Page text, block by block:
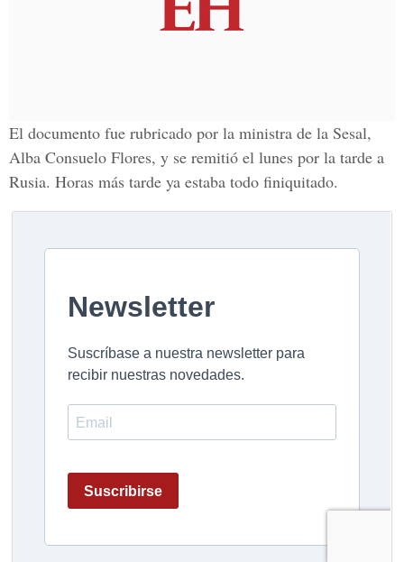
El documento fue rubricado por la ministra de la Sesal,
Alba Consuelo Flores, y se remitió el lunes por la tarde a
Rusia. Horas más tarde ya estaba todo finiquitado.